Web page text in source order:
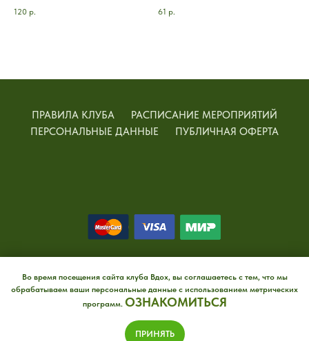
120 р. 61 р.
Во время посещения сайта клуба Вдох, вы соглашаетесь с тем, что мы
обрабатываем ваши персональные данные с использованием метрических
программ. ОЗНАКОМИТЬСЯ
ПРИНЯТЬ
ПРАВИЛА КЛУБА
РАСПИСАНИЕ МЕРОПРИЯТИЙ
ПЕРСОНАЛЬНЫЕ ДАННЫЕ
ПУБЛИЧНАЯ ОФЕРТА
+7996 123 4343